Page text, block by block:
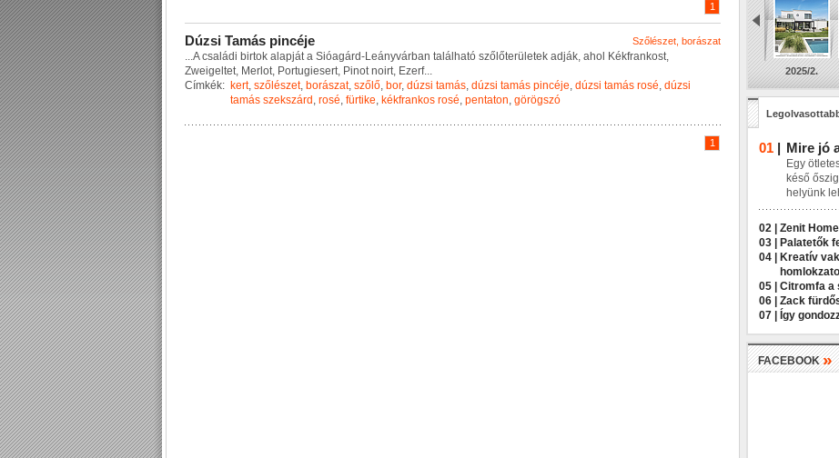
1
Szőlészet, borászat
Dúzsi Tamás pincéje
...A csa ádi birtok a apját a Sióagárd-Leányvárban ta á ható sző őterü ete k adják, aho Ké kfran kost,
Zweige tet, Mer ot, Portugiesert, Pinot noirt, Ezerf...
Címkék: kert, szőlészet, borászat, szőlő, bor, dúzsi tamás, dúzsi tamás pincéje, dúzsi tamás rosé, dúzsi
tamás szekszárd , rosé, fürtike, kékfrankos rosé, pentaton, görögszó
1
2025/2.
01 | Mire jó
Egy
késő
helyünk
02 |
Zenit
03 |
Palatetők
04 |
Kreatív
05 |
Citromfa a
06 |
Zack
07 |
Így
FACEBOOK»